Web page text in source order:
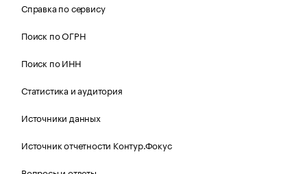
Справка по сервису
Поиск по ОГРН
Поиск по ИНН
Статистика и аудитория
Источники данных
Источник отчетности Контур.Фокус